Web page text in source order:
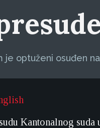
optuženi osuđen
Kantonalnog